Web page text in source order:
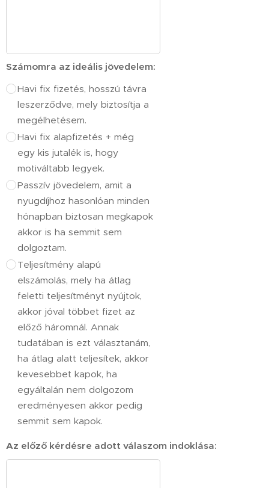
Számomra az ideális jövedelem:
Havi fix fizetés, hosszú távra
leszerződve, mely biztosítja a
megélhetésem.
Havi fix alapfizetés + még
egy kis jutalék is, hogy
motiváltabb legyek.
Passzív jövedelem, amit a
nyugdíjhoz hasonlóan minden
hónapban biztosan megkapok
akkor is ha semmit sem
dolgoztam.
Teljesítmény alapú
elszámolás, mely ha átlag
feletti teljesítményt nyújtok,
akkor jóval többet fizet az
előző háromnál. Annak
tudatában is ezt választanám,
ha átlag alatt teljesítek, akkor
kevesebbet kapok, ha
egyáltalán nem dolgozom
eredményesen akkor pedig
semmit sem kapok.
Az előző kérdésre adott válaszom indoklása: